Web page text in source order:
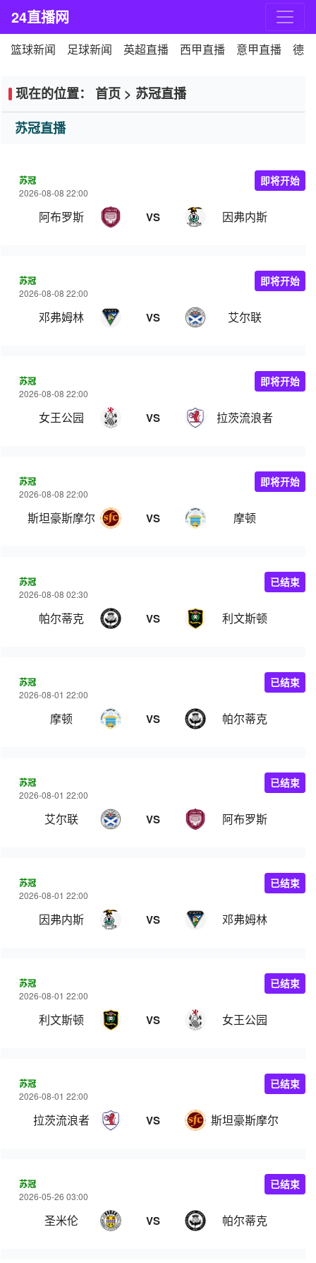
24直播网
篮球新闻 足球新闻 英超直播 西甲直播 意甲直播 德
现在的位置： 首页 > 苏冠直播
苏冠直播
苏冠
2026-08-08 22:00
阿布罗斯 VS 因弗内斯
即将开始
苏冠
2026-08-08 22:00
邓弗姆林 VS 艾尔联
即将开始
苏冠
2026-08-08 22:00
女王公园 VS 拉茨流浪者
即将开始
苏冠
2026-08-08 22:00
斯坦豪斯摩尔 VS 摩顿
即将开始
苏冠
2026-08-08 02:30
帕尔蒂克 VS 利文斯顿
已结束
苏冠
2026-08-01 22:00
摩顿 VS 帕尔蒂克
已结束
苏冠
2026-08-01 22:00
艾尔联 VS 阿布罗斯
已结束
苏冠
2026-08-01 22:00
因弗内斯 VS 邓弗姆林
已结束
苏冠
2026-08-01 22:00
利文斯顿 VS 女王公园
已结束
苏冠
2026-08-01 22:00
拉茨流浪者 VS 斯坦豪斯摩尔
已结束
苏冠
2026-05-26 03:00
圣米伦 VS 帕尔蒂克
已结束